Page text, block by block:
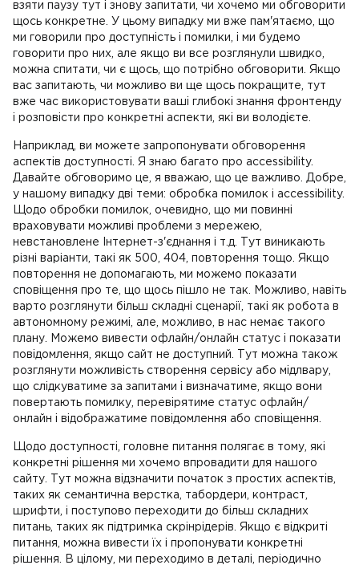
взяти паузу тут і знову запитати, чи хочемо ми обговорити
щось конкретне. У цьому випадку ми вже пам'ятаємо, що
ми говорили про доступність і помилки, і ми будемо
говорити про них, але якщо ви все розглянули швидко,
можна спитати, чи є щось, що потрібно обговорити. Якщо
вас запитають, чи можливо ви ще щось покращите, тут
вже час використовувати ваші глибокі знання фронтенду
і розповісти про конкретні аспекти, які ви володієте.
Наприклад, ви можете запропонувати обговорення
аспектів доступності. Я знаю багато про accessibility.
Давайте обговоримо це, я вважаю, що це важливо. Добре,
у нашому випадку дві теми: обробка помилок і accessibility.
Щодо обробки помилок, очевидно, що ми повинні
враховувати можливі проблеми з мережею,
невстановлене Інтернет-з'єднання і т.д. Тут виникають
різні варіанти, такі як 500, 404, повторення тощо. Якщо
повторення не допомагають, ми можемо показати
сповіщення про те, що щось пішло не так. Можливо, навіть
варто розглянути більш складні сценарії, такі як робота в
автономному режимі, але, можливо, в нас немає такого
плану. Можемо вивести офлайн/онлайн статус і показати
повідомлення, якщо сайт не доступний. Тут можна також
розглянути можливість створення сервісу або мідлвару,
що слідкуватиме за запитами і визначатиме, якщо вони
повертають помилку, перевірятиме статус офлайн/
онлайн і відображатиме повідомлення або сповіщення.
Щодо доступності, головне питання полягає в тому, які
конкретні рішення ми хочемо впровадити для нашого
сайту. Тут можна відзначити початок з простих аспектів,
таких як семантична верстка, табордери, контраст,
шрифти, і поступово переходити до більш складних
питань, таких як підтримка скрінрідерів. Якщо є відкриті
питання, можна вивести їх і пропонувати конкретні
рішення. В цілому, ми переходимо в деталі, періодично